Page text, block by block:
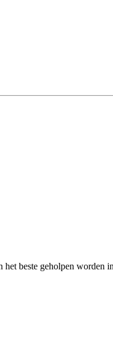
het beste geholpen worden